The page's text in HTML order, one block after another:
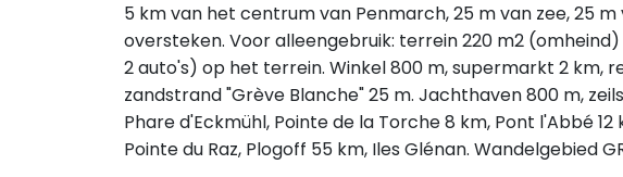
5 km van het centrum van Penmarch, 25 m van zee, 25
oversteken. Voor alleengebruik: terrein 220 m2
2 auto's) op het terrein. Winkel 800 m, supermarkt 2 km,
zandstrand "Grève Blanche" 25 m. Jachthaven 800 m,
Phare d'Eckmühl, Pointe de la Torche 8 km, Pont l'Abbé 12
Pointe du Raz, Plogoff 55 km, Iles Glénan. Wandelgebied